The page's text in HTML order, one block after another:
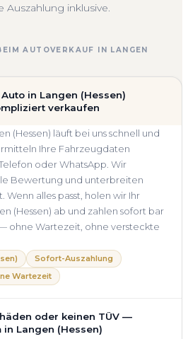
Auszahlung inklusive.
AUTOVERKAUF IN LANGEN
in Langen (Hessen)
verkaufen
(Hessen) läuft bei uns schnell und
Ihre Fahrzeugdaten
oder WhatsApp. Wir
Bewertung und unterbreiten
Wenn alles passt, holen wir Ihr
(Hessen) ab und zahlen sofort bar
ohne Wartezeit, ohne versteckte
Sofort-Auszahlung
Wartezeit
oder keinen TÜV —
Langen (Hessen)